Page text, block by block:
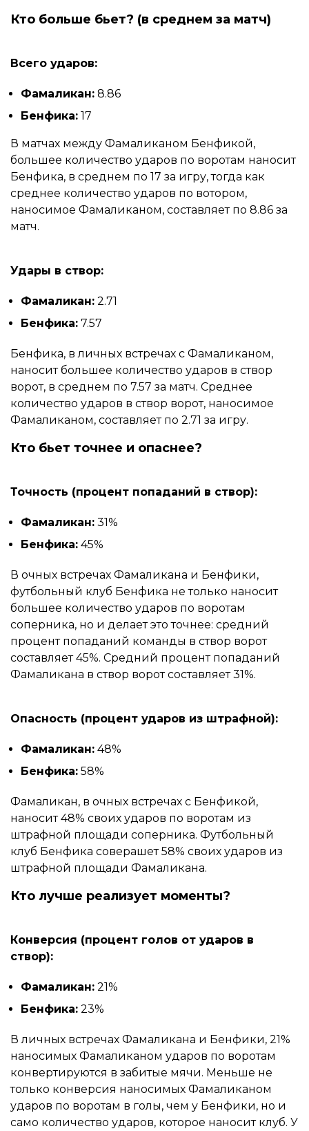
Кто больше бьет? (в среднем за матч)
Всего ударов:
Фамаликан: 8.86
Бенфика: 17
В матчах между Фамаликаном Бенфикой,
большее количество ударов по воротам наносит
Бенфика, в среднем по 17 за игру, тогда как
среднее количество ударов по вотором,
наносимое Фамаликаном, составляет по 8.86 за
матч.
Удары в створ:
Фамаликан: 2.71
Бенфика: 7.57
Бенфика, в личных встречах с Фамаликаном,
наносит большее количество ударов в створ
ворот, в среднем по 7.57 за матч. Среднее
количество ударов в створ ворот, наносимое
Фамаликаном, составляет по 2.71 за игру.
Кто бьет точнее и опаснее?
Точность (процент попаданий в створ):
Фамаликан: 31%
Бенфика: 45%
В очных встречах Фамаликана и Бенфики,
футбольный клуб Бенфика не только наносит
большее количество ударов по воротам
соперника, но и делает это точнее: средний
процент попаданий команды в створ ворот
составляет 45%. Средний процент попаданий
Фамаликана в створ ворот составляет 31%.
Опасность (процент ударов из штрафной):
Фамаликан: 48%
Бенфика: 58%
Фамаликан, в очных встречах с Бенфикой,
наносит 48% своих ударов по воротам из
штрафной площади соперника. Футбольный
клуб Бенфика соверашет 58% своих ударов из
штрафной площади Фамаликана.
Кто лучше реализует моменты?
Конверсия (процент голов от ударов в
створ):
Фамаликан: 21%
Бенфика: 23%
В личных встречах Фамаликана и Бенфики, 21%
наносимых Фамаликаном ударов по воротам
конвертируются в забитые мячи. Меньше не
только конверсия наносимых Фамаликаном
ударов по воротам в голы, чем у Бенфики, но и
само количество ударов, которое наносит клуб. У